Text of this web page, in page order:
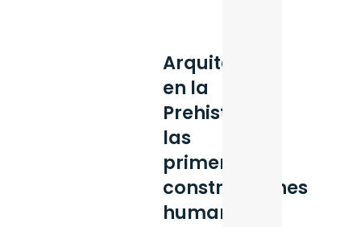
Arquitectura
en la
Prehistoria:
las
primeras
construcciones
humanas